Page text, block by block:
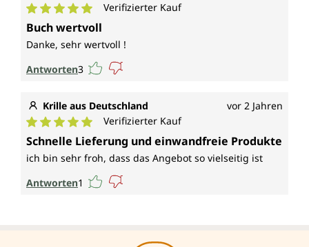
Durchschnittliche Bewertung von 5 von 5 Sternen
Verifizierter Kauf
Buch wertvoll
Danke, sehr wertvoll !
Antworten3
Krille aus Deutschland vor 2 Jahren
Durchschnittliche Bewertung von 5 von 5 Sternen
Verifizierter Kauf
Schnelle Lieferung und einwandfreie Produkte
ich bin sehr froh, dass das Angebot so vielseitig ist
Antworten1